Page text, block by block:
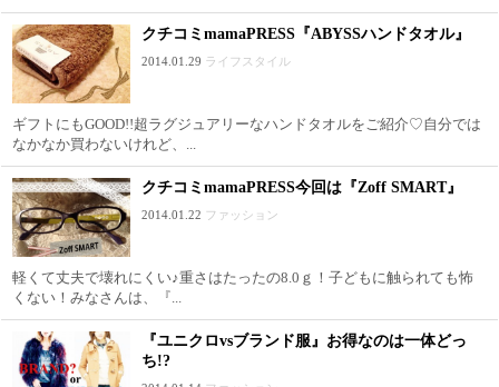
クチコミmamaPRESS『ABYSSハンドタオル』
2014.01.29 ライフスタイル
ギフトにもGOOD!!超ラグジュアリーなハンドタオルをご紹介♡自分では
なかなか買わないけれど、...
クチコミmamaPRESS今回は『Zoff SMART』
2014.01.22 ファッション
軽くて丈夫で壊れにくい♪重さはたったの8.0ｇ！子どもに触られても怖
くない！みなさんは、『...
『ユニクロvsブランド服』お得なのは一体どっ
ち!?